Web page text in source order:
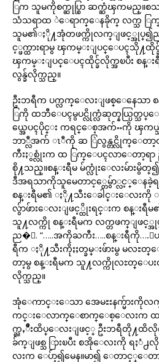
ြက သူမကိုစက္ဆုပ္စြာ ဆက္ဆံၾကမည္။
သံသရာထ ဲေရာက္ေနခိုက္ လက္သ ြ
သူမ၏ႏို႔အုံတဖက္ကိုလက္ျဖင့္အုပ္၍ည
င့္ဖက္ထားရာမွ ၾကမ္းျပင္ေပၚသို႔
ၾကမ္းျပင္ေပၚထိုင္ခ်လိုက္အၿပီး စန္
လွန္ခ်လိုက္သည္။
ဦးဘရီက ပက္လက္ေလးျဖစ္ေနေသာ
ြကို ထဘီေပၚမွပင္လိုက္လံဆုတ္နယ္ပြတ္သ
ယ္အေပၚပိုင္း ကရင္ေစ့အက်ႌကို ၾကယ္သီ
ဘာ္လီအက် ၤီကို ဆ ြဲလွန္တင္လိုက္ေတ
ကီးႏွစ္လုံးက ထ ြက္ေပၚလာေတာ့ရာ
စို႔သည္။စန္းရီမ မ်က္လုံးေလးမ်ားမွိ
ဒီအရသာကိုသူမေတာင့္တေမွ်ာ္လင့္ေနခဲ့ရ
စန္းရီမ၏ ႏို႔သီးေခါင္းေလးကို ႏႈ
လွ်ာဖ်ားေလးျဖင့္ထိုးရင္းက စန္း
သူ႔လက္ကို စန္းရီမက လက္တဖက္ျဖင့္
ည�္. “…..အကိုႀကီး…..စန္းရီကို….ျပ
ရီက ႏို႔သီးကိုႏႈတ္ခမ္းဖ်ားမွ မလႊ
တာ့မွ စန္းရီမက သူ႔လက္ကိုလႊတ္ေပ
လိုက္သည္။
အုံေကာင္းေသာ အေမႊးနက္မ်ားကိုလက္
ကင္းေလာက္ေစာက္ေစ့ေလးက
က္ညႇိဳးထိပ္ေလးျဖင့္ ဦးဘရီတို႔ထိလိုက္
ခ်က္ျဖစ္သ ြားၿပီး စအိုေလးကို ရႈံ
လးက ေပ်ာ့၍မေန။မာ၍ ေတာင့္ေ